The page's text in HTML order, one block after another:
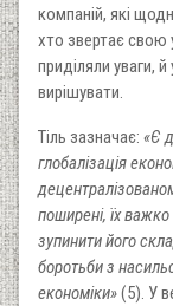
компаній, які
хто звертає свою
приділяли уваги,
вирішувати.
Тіль зазначає: «Є
глобалізація
поширені, їх
зупинити його
боротьби з
економіки»(5). У